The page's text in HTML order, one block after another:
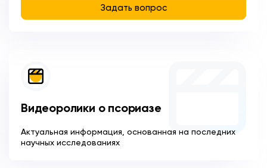
Задать вопрос
Видеоролики о псориазе
Актуальная информация, основанная на последних
научных исследованиях